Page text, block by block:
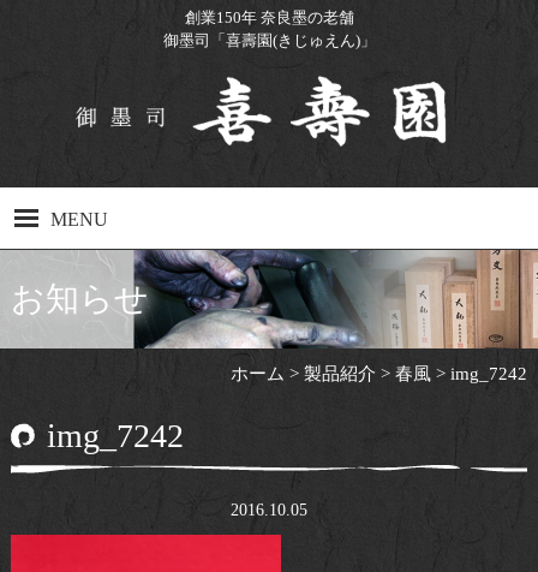
創業150年 奈良墨の老舗
御墨司「喜壽園(きじゅえん)」
MENU
工場見学について
お知らせ
ホーム >製品紹介 >春風 >img_7242
img_7242
2016.10.05